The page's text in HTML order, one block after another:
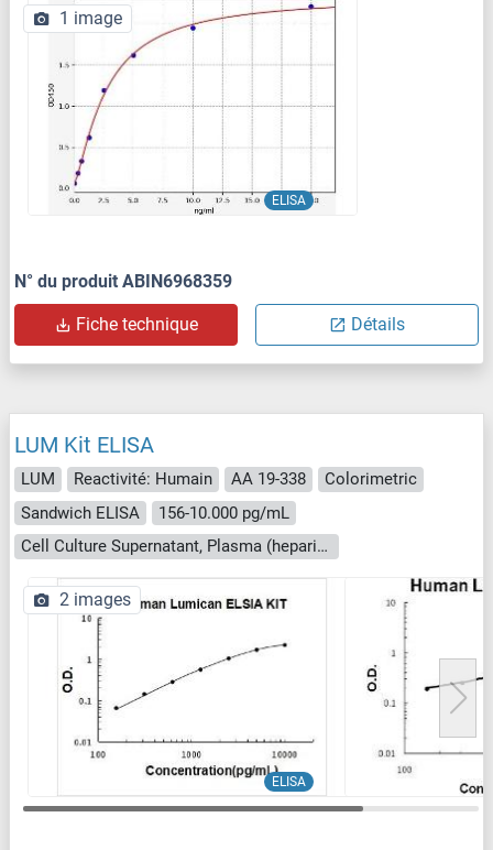
ELISA
1 image
N° du produit ABIN6968359
Fiche technique Détails
LUM Kit ELISA
LUM Reactivité: Humain AA 19-338
Colorimetric
Sandwich ELISA
156-10.000 pg/mL
Cell Culture Supernatant, Plasma (heparin), Serum
ELISA
2 images